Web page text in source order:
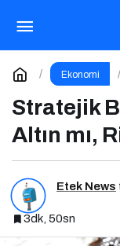
Ekonomi
Stratejik
Altın mı,
Etek News
3dk, 50sn
Dolarlık Çıkış
Yorum Yap